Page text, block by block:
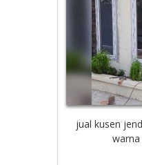
jual kusen
warna